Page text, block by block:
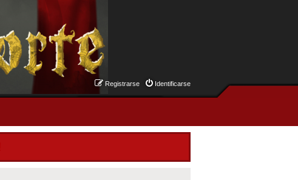
Identificarse
Registrarse